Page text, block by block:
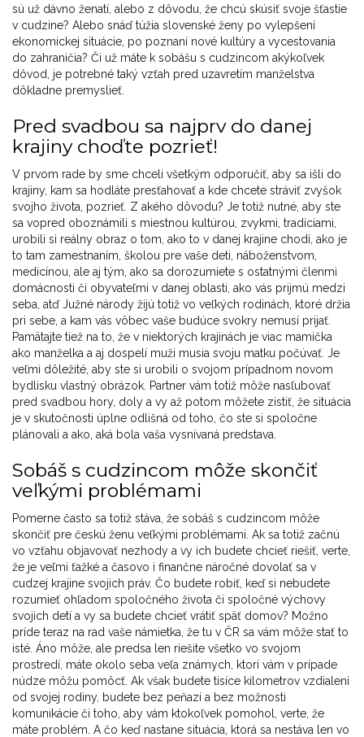
sú už dávno ženatí, alebo z dôvodu, že chcú skúsiť svoje šťastie
v cudzine? Alebo snáď túžia slovenské ženy po vylepšení
ekonomickej situácie, po poznaní nové kultúry a vycestovania
do zahraničia? Či už máte k sobášu s cudzincom akýkoľvek
dôvod, je potrebné taký vzťah pred uzavretím manželstva
dôkladne premyslieť.
Pred svadbou sa najprv do danej
krajiny choďte pozrieť!
V prvom rade by sme chceli všetkým odporučiť, aby sa išli do
krajiny, kam sa hodláte presťahovať a kde chcete stráviť zvyšok
svojho života, pozrieť. Z akého dôvodu? Je totiž nutné, aby ste
sa vopred oboznámili s miestnou kultúrou, zvykmi, tradíciami,
urobili si reálny obraz o tom, ako to v danej krajine chodí, ako je
to tam zamestnaním, školou pre vaše deti, náboženstvom,
medicínou, ale aj tým, ako sa dorozumiete s ostatnými členmi
domácnosti či obyvateľmi v danej oblasti, ako vás prijmú medzi
seba, atď Južné národy žijú totiž vo veľkých rodinách, ktoré držia
pri sebe, a kam vás vôbec vaše budúce svokry nemusí prijať.
Pamätajte tiež na to, že v niektorých krajinách je viac mamička
ako manželka a aj dospelí muži musia svoju matku počúvať. Je
veľmi dôležité, aby ste si urobili o svojom prípadnom novom
bydlisku vlastný obrázok. Partner vám totiž môže nasľubovať
pred svadbou hory, doly a vy až potom môžete zistiť, že situácia
je v skutočnosti úplne odlišná od toho, čo ste si spoločne
plánovali a ako, aká bola vaša vysnívaná predstava.
Sobáš s cudzincom môže skončiť
veľkými problémami
Pomerne často sa totiž stáva, že sobáš s cudzincom môže
skončiť pre českú ženu veľkými problémami. Ak sa totiž začnú
vo vzťahu objavovať nezhody a vy ich budete chcieť riešiť, verte,
že je veľmi ťažké a časovo i finančne náročné dovolať sa v
cudzej krajine svojich práv. Čo budete robiť, keď si nebudete
rozumieť ohľadom spoločného života či spoločné výchovy
svojich detí a vy sa budete chcieť vrátiť späť domov? Možno
príde teraz na rad vaše námietka, že tu v ČR sa vám môže stať to
isté. Áno môže, ale predsa len riešite všetko vo svojom
prostredí, máte okolo seba veľa známych, ktorí vám v prípade
núdze môžu pomôcť. Ak však budete tisíce kilometrov vzdialení
od svojej rodiny, budete bez peňazí a bez možnosti
komunikácie či toho, aby vám ktokoľvek pomohol, verte, že
máte problém. A čo keď nastane situácia, ktorá sa nestáva len vo